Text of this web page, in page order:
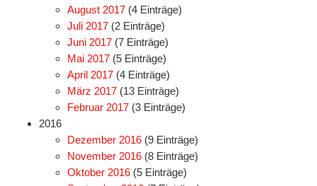
August 2017 (4 Einträge)
Juli 2017 (2 Einträge)
Juni 2017 (7 Einträge)
Mai 2017 (5 Einträge)
April 2017 (4 Einträge)
März 2017 (13 Einträge)
Februar 2017 (3 Einträge)
2016
Dezember 2016 (9 Einträge)
November 2016 (8 Einträge)
Oktober 2016 (5 Einträge)